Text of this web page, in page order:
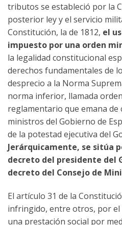
tributos se estableció por la
posterior ley y el servicio
Constitución, la de 1812, el
impuesto por una orden
la legalidad constitucional
derechos fundamentales de
desprecio a la Norma
norma inferior, llamada
reglamentario que emana de
ministros del Gobierno de
de la potestad ejecutiva del
Jerárquicamente, se sitúa
decreto del presidente del
decreto del Consejo de
El artículo 31 de la
infringido, entre otros, por
una prestación social por